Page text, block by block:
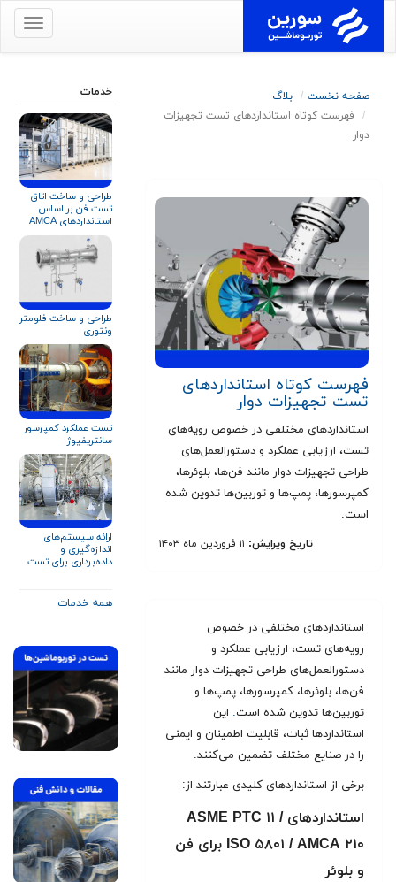
برای
کنید
صفحه نخست
بلاگ
فهرست کوتاه استانداردهای تست تجهیزات
دوار
فهرست کوتاه استانداردهای
تست تجهیزات دوار
استانداردهای مختلفی در خصوص رویه‌های
تست، ارزیابی عملکرد و دستورالعمل‌های
طراحی تجهیزات دوار مانند فن‌ها، بلوئرها،
کمپرسورها، پمپ‌ها و توربین‌ها تدوین شده
است.
تاریخ ویرایش: ۱۱ فروردین ماه ۱۴۰۳
استانداردهای مختلفی در خصوص
رویه‌های تست، ارزیابی عملکرد و
دستورالعمل‌های طراحی تجهیزات دوار مانند
فن‌ها، بلوئرها، کمپرسورها، پمپ‌ها و
توربین‌ها تدوین شده است. این
استانداردها ثبات، قابلیت اطمینان و ایمنی
را در صنایع مختلف تضمین می‌کنند.
برخی از استانداردهای کلیدی عبارتند از:
استانداردهای ASME PTC ۱۱ /
ISO ۵۸۰۱ / AMCA ۲۱۰ برای فن
و بلوئر
خدمات
طراحی و ساخت اتاق
تست فن بر اساس
استانداردهای AMCA
۲۱۰ و ISO ۵۸۰۱
طراحی و ساخت فلومتر
ونتوری
تست عملکرد کمپرسور
سانتریفیوژ
ارائه سیستم‌های
اندازه‌گیری و
داده‌برداری برای تست
همه خدمات